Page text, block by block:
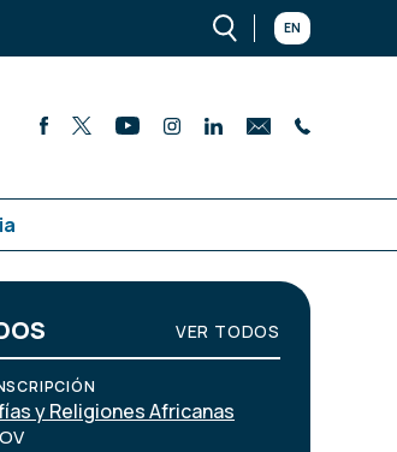
EN
VER TODOS
y Religiones Africanas